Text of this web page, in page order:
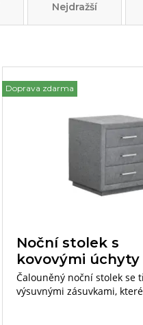
Nejdražší
Doprava zdarma
Noční stolek s
kovovými úchyty
Čalouněný noční stolek se
výsuvnými zásuvkami,